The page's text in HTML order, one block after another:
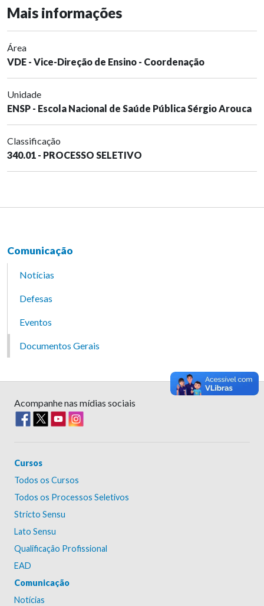
Mais informações
Área
VDE - Vice-Direção de Ensino - Coordenação
Unidade
ENSP - Escola Nacional de Saúde Pública Sérgio Arouca
Classificação
340.01 - PROCESSO SELETIVO
Comunicação
Notícias
Defesas
Eventos
Documentos Gerais
Acompanhe nas mídias sociais
Cursos
Todos os Cursos
Todos os Processos Seletivos
Stricto Sensu
Lato Sensu
Qualificação Profissional
EAD
Comunicação
Notícias